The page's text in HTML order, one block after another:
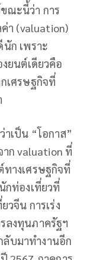
ณะนี้ว่า การ
า (valuation)
ก เพราะ
ยนต์เดียวคือ
เศรษฐกิจที่
เป็น “โอกาส”
าก valuation ที่
ทางเศรษฐกิจที่
กท่องเที่ยวที่
วจีน การเร่ง
ลงทุนภาครัฐฯ
บมาทำงานอีก